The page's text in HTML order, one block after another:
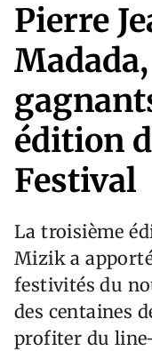
Pierre
édition
Festival
La troisième
Mizik a
festivités du
des centaines
profiter du